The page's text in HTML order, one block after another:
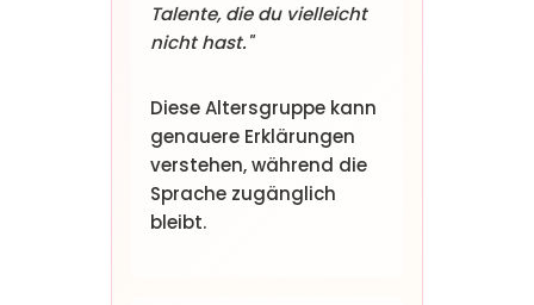
Talente, die du vielleicht
nicht hast."
Diese Altersgruppe kann
genauere Erklärungen
verstehen, während die
Sprache zugänglich
bleibt.